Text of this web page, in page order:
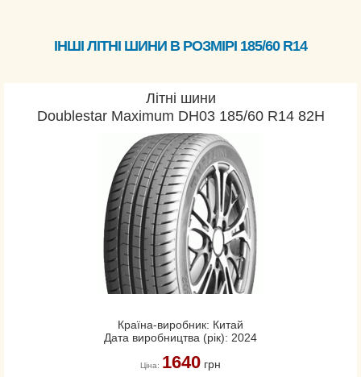
ІНШІ ЛІТНІ ШИНИ В РОЗМІРІ 185/60 R14
Літні шини
Doublestar Maximum DH03 185/60 R14 82H
Країна-виробник: Китай
Дата виробництва (рік): 2024
Ціна: 1640грн